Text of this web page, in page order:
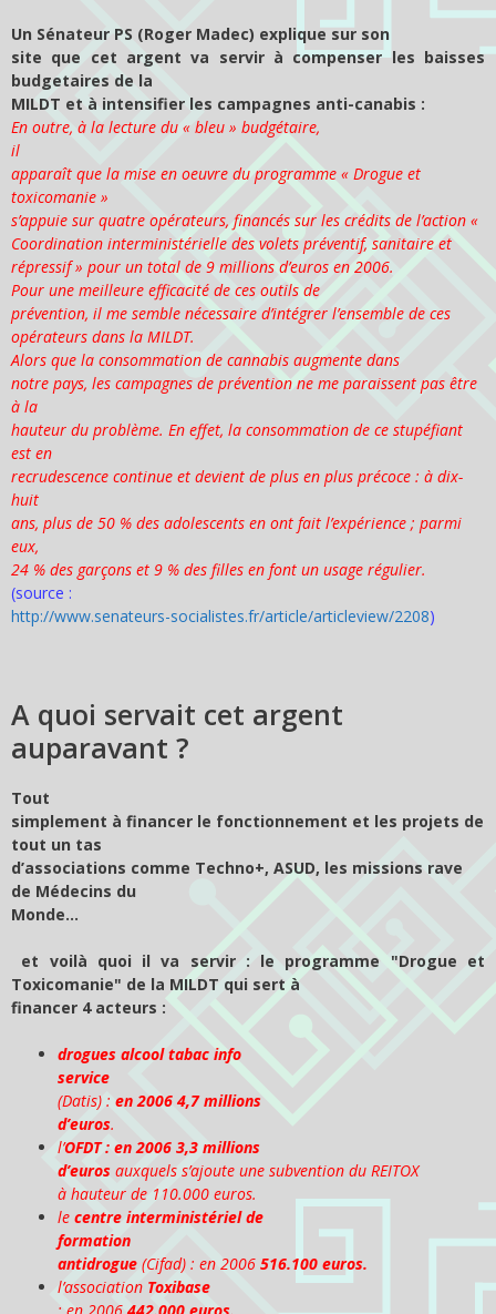
Un Sénateur PS (Roger Madec) explique sur son
site que cet argent va servir à compenser les baisses
budgetaires de la
MILDT et à intensifier les campagnes anti-canabis :
En outre, à la lecture du « bleu » budgétaire,
il
apparaît que la mise en oeuvre du programme « Drogue et
toxicomanie »
s’appuie sur quatre opérateurs, financés sur les crédits de l’action «
Coordination interministérielle des volets préventif, sanitaire et
répressif » pour un total de 9 millions d’euros en 2006.
Pour une meilleure efficacité de ces outils de
prévention, il me semble nécessaire d’intégrer l’ensemble de ces
opérateurs dans la MILDT.
Alors que la consommation de cannabis augmente dans
notre pays, les campagnes de prévention ne me paraissent pas être
à la
hauteur du problème. En effet, la consommation de ce stupéfiant
est en
recrudescence continue et devient de plus en plus précoce : à dix-
huit
ans, plus de 50 % des adolescents en ont fait l’expérience ; parmi
eux,
24 % des garçons et 9 % des filles en font un usage régulier.
(source :
http://www.senateurs-socialistes.fr/article/articleview/2208)
A quoi servait cet argent
auparavant ?
Tout
simplement à financer le fonctionnement et les projets de
tout un tas
d’associations comme Techno+, ASUD, les missions rave
de Médecins du
Monde…
et voilà quoi il va servir : le programme "Drogue et
Toxicomanie" de la MILDT qui sert à
financer 4 acteurs :
drogues alcool tabac info
service
(Datis) : en 2006 4,7 millions
d’euros.
l’OFDT : en 2006 3,3 millions
d’euros auxquels s’ajoute une subvention du REITOX
à hauteur de 110.000 euros.
le centre interministériel de
formation
antidrogue (Cifad) : en 2006 516.100 euros.
l’association Toxibase